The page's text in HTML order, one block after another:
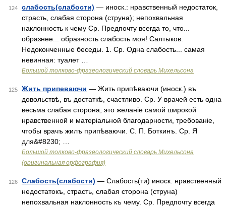
124 слабость(слабости) — иноск.: нравственный недостаток,
страсть, слабая сторона (струна); непохвальная
наклонность к чему Ср. Предпочту всегда то, что...
образнее... образность слабость моя! Салтыков.
Недоконченные беседы. 1. Ср. Одна слабость... самая
невинная: туалет …
Большой толково-фразеологический словарь Михельсона
125 Жить припеваючи — Жить припѣваючи (иноск.) въ
довольствѣ, въ достаткѣ, счастливо. Ср. У врачей есть одна
весьма слабая сторона, это желаніе самой широкой
нравственной и матеріальной благодарности, требованіе,
чтобы врачъ жилъ припѣваючи. С. П. Боткинъ. Ср. Я
для&#8230; …
Большой толково-фразеологический словарь Михельсона
(оригинальная орфография)
126 Слабость(слабости) — Слабость(ти) иноск. нравственный
недостатокъ, страсть, слабая сторона (струна)
непохвальная наклонность къ чему. Ср. Предпочту всегда